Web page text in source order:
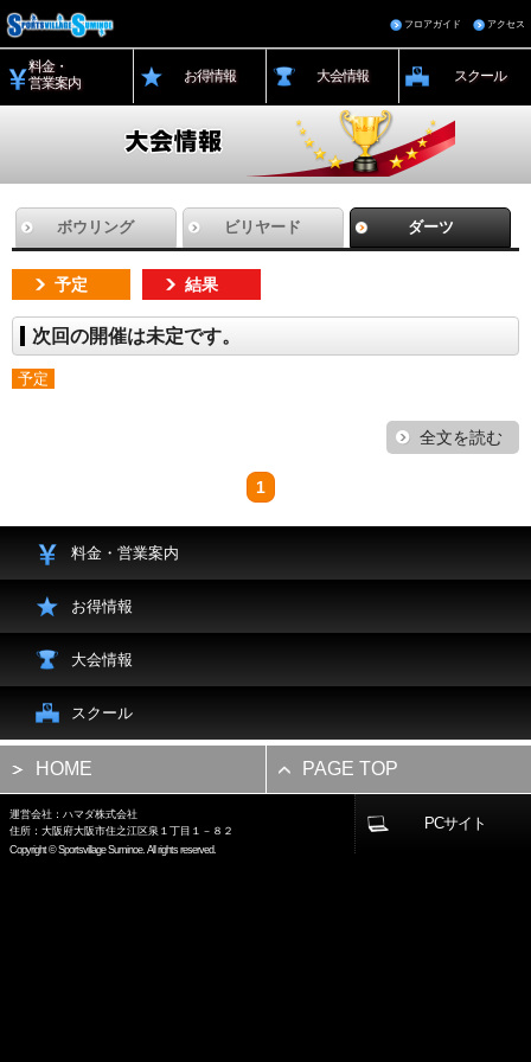
フロアガイド アクセス
料金・
営業案内
お得情報 大会情報 スクール
ボウリング ビリヤード ダーツ
予定 結果
次回の開催は未定です。
予定
全文を読む
1
料金・営業案内
お得情報
大会情報
スクール
HOME PAGE TOP
運営会社：ハマダ株式会社
住所：大阪府大阪市住之江区泉１丁目１－８２
Copyright © Sportsvillage Suminoe. All rights reserved.
PCサイト